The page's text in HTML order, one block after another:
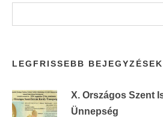
LEGFRISSEBB BEJEGYZÉSEK
X. Országos Szent
Ünnepség